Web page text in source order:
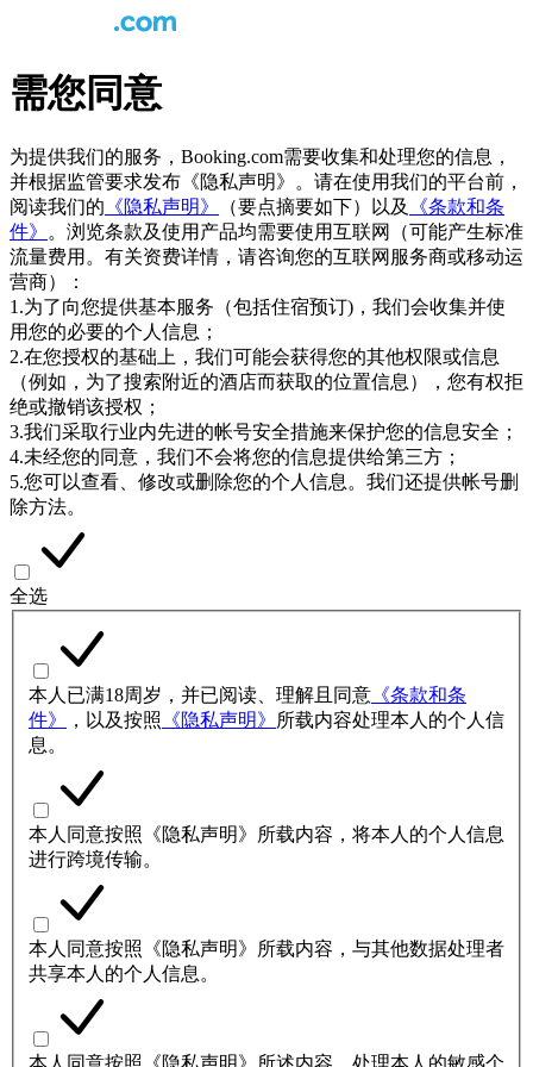
需您同意
为提供我们的服务，Booking.com需要收集和处理您的信息，
并根据监管要求发布《隐私声明》。请在使用我们的平台前，
阅读我们的 《隐私声明》 （要点摘要如下）以及
《条款和条
件》
。浏览条款及使用产品均需要使用互联网（可能产生标准
流量费用。有关资费详情，请咨询您的互联网服务商或移动运
营商）：
1.为了向您提供基本服务（包括住宿预订)，我们会收集并使
用您的必要的个人信息；
2.在您授权的基础上，我们可能会获得您的其他权限或信息
（例如，为了搜索附近的酒店而获取的位置信息），您有权拒
绝或撤销该授权；
3.我们采取行业内先进的帐号安全措施来保护您的信息安全；
4.未经您的同意，我们不会将您的信息提供给第三方；
5.您可以查看、修改或删除您的个人信息。我们还提供帐号删
除方法。
全选
本人已满18周岁，并已阅读、理解且同意 《条款和条
件》
，以及按照 《隐私声明》
所载内容处理本人的个人信
息。
本人同意按照《隐私声明》所载内容，将本人的个人信息
进行跨境传输。
本人同意按照《隐私声明》所载内容，与其他数据处理者
共享本人的个人信息。
本人同意按照《隐私声明》所述内容，处理本人的敏感个